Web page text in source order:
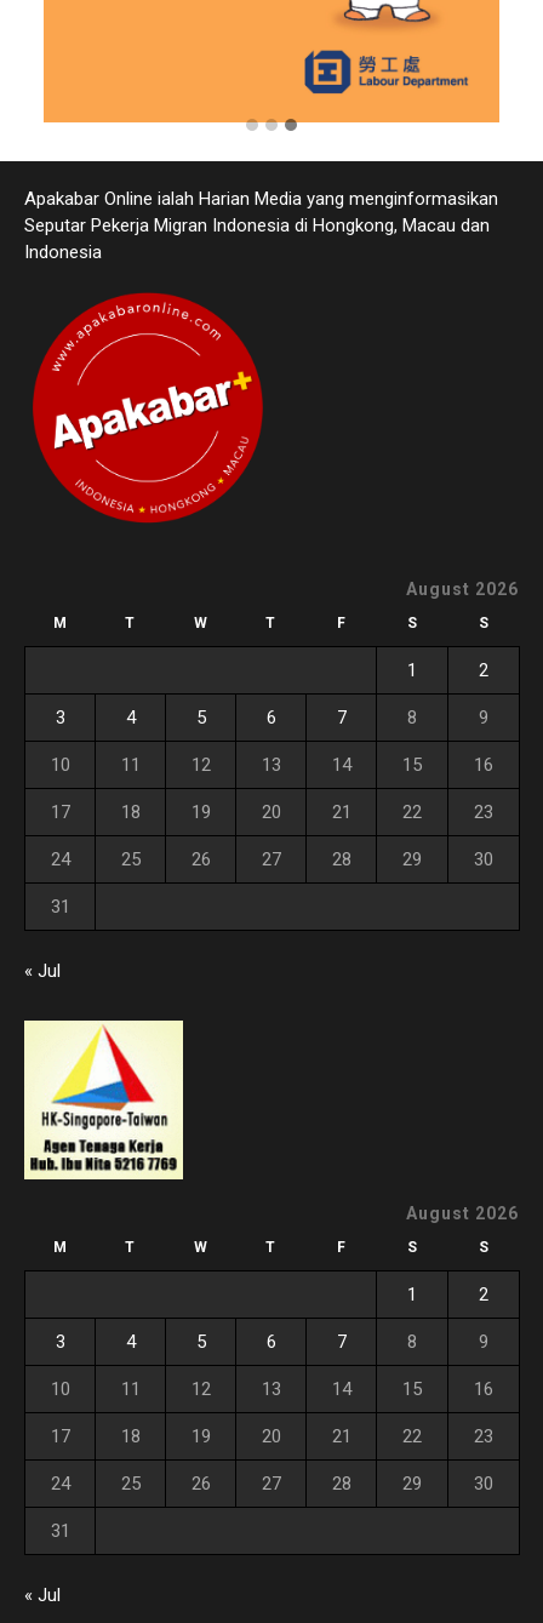
Apakabar Online ialah Harian Media yang menginformasikan
Seputar Pekerja Migran Indonesia di Hongkong, Macau dan
Indonesia
August 2026
M T W T F S S
1 2
3 4 5 6 7 8 9
10 11 12 13 14 15 16
17 18 19 20 21 22 23
24 25 26 27 28 29 30
31
« Jul
August 2026
M T W T F S S
1 2
3 4 5 6 7 8 9
10 11 12 13 14 15 16
17 18 19 20 21 22 23
24 25 26 27 28 29 30
31
« Jul